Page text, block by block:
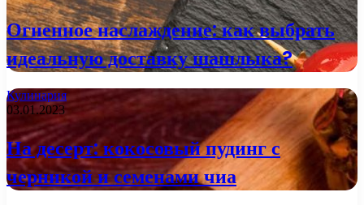
Огненное наслаждение: как выбрать
идеальную доставку шашлыка?
Кулинария
03.01.2023
На десерт: кокосовый пудинг с
черникой и семенами чиа